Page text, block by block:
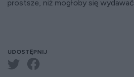
prostsze, niż mogłoby się wydawać.
UDOSTĘPNIJ